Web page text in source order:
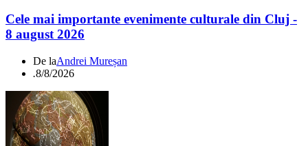
Cele mai importante evenimente culturale din Cluj -
8 august 2026
De laAndrei Mureșan
.8/8/2026